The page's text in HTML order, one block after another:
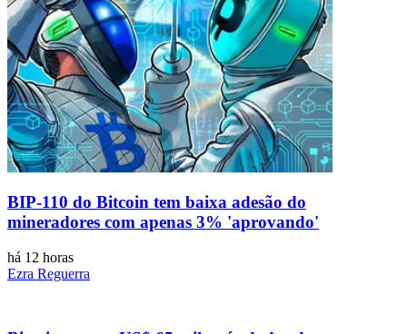
BIP-110 do Bitcoin tem baixa adesão do
mineradores com apenas 3% 'aprovando'
há 12 horas
Ezra Reguerra